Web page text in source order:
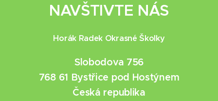
NAVŠTIVTE NÁS
Horák Radek Okrasné Školky
Slobodova 756
768 61 Bystřice pod Hostýnem
Česká republika